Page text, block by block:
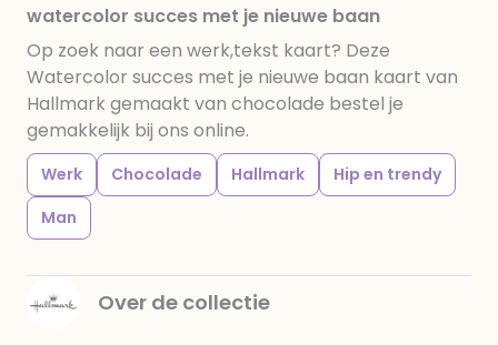
E433, kleurstoffen: E102, E110, E122: kan de activiteit en
concentratie van kinderen negatief beïnvloeden,
E133, E151. Chocolade bevat ten minste 34%
cacaobestanddelen. Kan sporen van gluten
bevatten. Koel en droog bewaren.
watercolor succes met je nieuwe baan
Op zoek naar een werk,tekst kaart? Deze
Watercolor succes met je nieuwe baan kaart van
Hallmark gemaakt van chocolade bestel je
gemakkelijk bij ons online.
Werk Chocolade Hallmark
Hip en trendy
Man
Over de collectie